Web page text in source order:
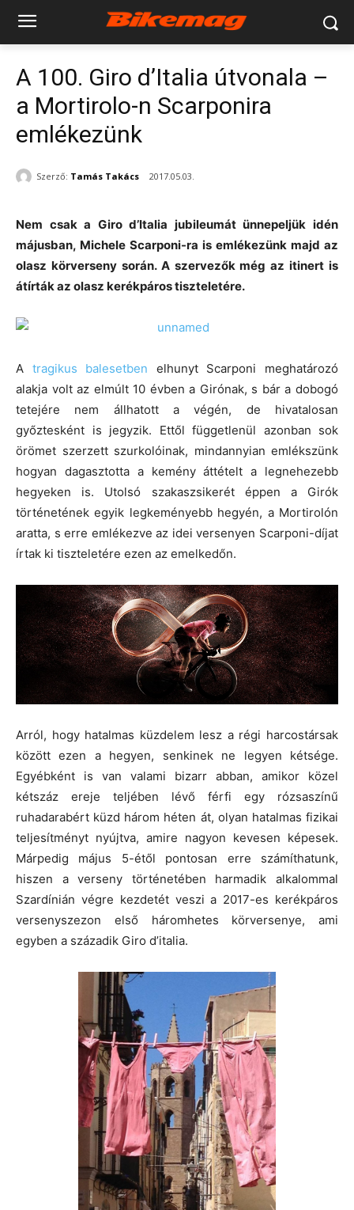
A 100. Giro d’Italia útvonala –
a Mortirolo-n Scarponira
emlékezünk
Szerző: Tamás Takács 2017.05.03.
Nem csak a Giro d’Italia jubileumát ünnepeljük idén
májusban, Michele Scarponi-ra is emlékezünk majd az
olasz körverseny során. A szervezők még az itinert is
átírták az olasz kerékpáros tiszteletére.
A tragikus balesetben elhunyt Scarponi meghatározó
alakja volt az elmúlt 10 évben a Girónak, s bár a dobogó
tetejére nem állhatott a végén, de hivatalosan
győztesként is jegyzik. Ettől függetlenül azonban sok
örömet szerzett szurkolóinak, mindannyian emlékszünk
hogyan dagasztotta a kemény áttételt a legnehezebb
hegyeken is. Utolsó szakaszsikerét éppen a Girók
történetének egyik legkeményebb hegyén, a Mortirolón
aratta, s erre emlékezve az idei versenyen Scarponi-díjat
írtak ki tiszteletére ezen az emelkedőn.
Arról, hogy hatalmas küzdelem lesz a régi harcostársak
között ezen a hegyen, senkinek ne legyen kétsége.
Egyébként is van valami bizarr abban, amikor közel
kétszáz ereje teljében lévő férfi egy rózsaszínű
ruhadarabért küzd három héten át, olyan hatalmas fizikai
teljesítményt nyújtva, amire nagyon kevesen képesek.
Márpedig május 5-étől pontosan erre számíthatunk,
hiszen a verseny történetében harmadik alkalommal
Szardínián végre kezdetét veszi a 2017-es kerékpáros
versenyszezon első háromhetes körversenye, ami
egyben a századik Giro d’italia.